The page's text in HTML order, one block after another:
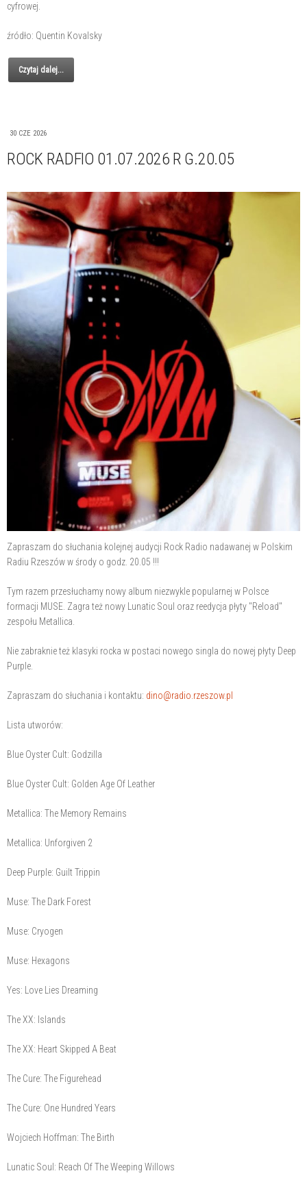
cyfrowej.
źródło: Quentin Kovalsky
Czytaj dalej...
30 CZE 2026
ROCK RADFIO 01.07.2026 R G.20.05
Zapraszam do słuchania kolejnej audycji Rock Radio nadawanej w Polskim
Radiu Rzeszów w środy o godz. 20.05 !!!
Tym razem przesłuchamy nowy album niezwykle popularnej w Polsce
formacji MUSE. Zagra też nowy Lunatic Soul oraz reedycja płyty "Reload"
zespołu Metallica.
Nie zabraknie też klasyki rocka w postaci nowego singla do nowej płyty Deep
Purple.
Zapraszam do słuchania i kontaktu: dino@radio.rzeszow.pl
Lista utworów:
Blue Oyster Cult: Godzilla
Blue Oyster Cult: Golden Age Of Leather
Metallica: The Memory Remains
Metallica: Unforgiven 2
Deep Purple: Guilt Trippin
Muse: The Dark Forest
Muse: Cryogen
Muse: Hexagons
Yes: Love Lies Dreaming
The XX: Islands
The XX: Heart Skipped A Beat
The Cure: The Figurehead
The Cure: One Hundred Years
Wojciech Hoffman: The Birth
Lunatic Soul: Reach Of The Weeping Willows